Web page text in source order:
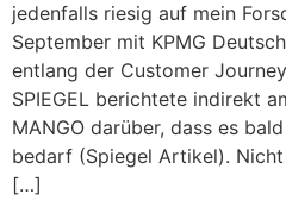
jedenfalls riesig auf mein
September mit KPMG
entlang der Customer
SPIEGEL berichtete indirekt
MANGO darüber, dass es
bedarf (Spiegel Artikel).
[…]